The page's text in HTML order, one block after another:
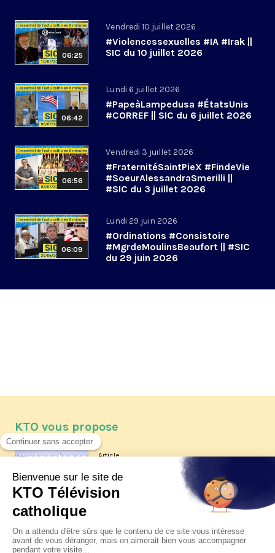
06:25
Vendredi 10 juillet 2026
#Violencessexuelles #IA #Irak ||
SIC du 10 juillet 2026
06:42
Lundi 6 juillet 2026
#PapeàLampedusa #ÉtatsUnis
#CORREF || SIC du 6 juillet 2026
06:56
Vendredi 3 juillet 2026
#FraternitéSaintPieX #FindeVie
#SoeurAlessandraSmerilli ||
#SIC du 3 juillet 2026
06:09
Lundi 29 juin 2026
#Ordinations #Consistoire
#MgrdeMoulinsBeaufort || #SIC
du 29 juin 2026
KTO vous propose
Article
Les reportages d'été 2026 de KTO
La visite pastorale du pape Léon
XIV à Assise à suivre sur KTO le
jeudi 6 août